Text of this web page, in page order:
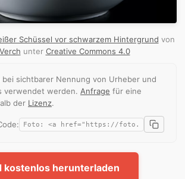
Schüssel vor schwarzem Hintergrund von
unter Creative Commons 4.0
bei sichtbarer Nennung von Urheber und
verwendet werden. Anfrage für eine
der Lizenz.
kostenlos herunterladen